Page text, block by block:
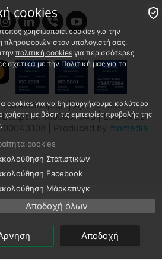
Γάντια Latex με Πούδρα μη
Αποστειρωμένα 100
Τεμάχια (Επιλέξτε Μέγεθος)
HIPPO-HEG
Άμεσα διαθέσιμο
€ 6.90
€ 6.51 (χωρίς ΦΠΑ)
| Αρ. Γ.Ε.Μ.Η:
1000007048 | EUDAMED
| Produced by momedia
cookies
χρησιμοποιεί cookies για την
πληροφοριών στον υπολογιστή σας.
πολιτική cookiesγια περισσότερες
σχετικά με την Πολιτική μας για τα
cookies για να δημιουργήσουμε καλύτερα
χρήστη με βάση τις εμπειρίες προβολής της
cookies
Στατιστικών
Facebook
Μάρκετινγκ
Αποδοχή όλων
Αποδοχή